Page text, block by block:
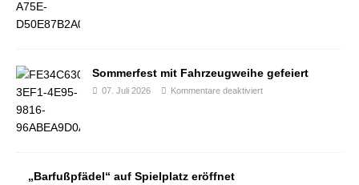
Sommerfest mit Fahrzeugweihe gefeiert
07. Juli 2026 Kommentare deaktiviert
„Barfußpfädel“ auf Spielplatz eröffnet